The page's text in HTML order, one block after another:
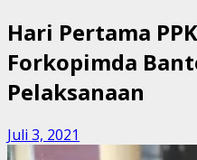
Hari Pertama
Forkopimda
Pelaksanaan
Juli 3, 2021